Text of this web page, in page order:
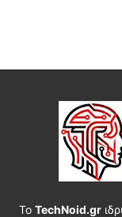
Το TechNoid.gr